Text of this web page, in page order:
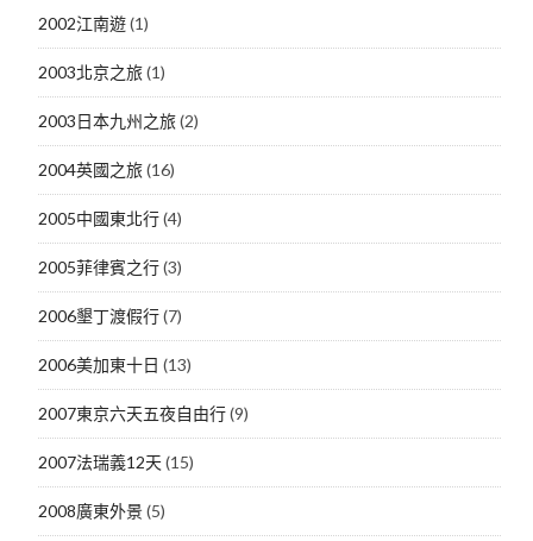
2002江南遊(1)
2003北京之旅(1)
2003日本九州之旅(2)
2004英國之旅(16)
2005中國東北行(4)
2005菲律賓之行(3)
2006墾丁渡假行(7)
2006美加東十日 (13)
2007東京六天五夜自由行(9)
2007法瑞義12天(15)
2008廣東外景(5)